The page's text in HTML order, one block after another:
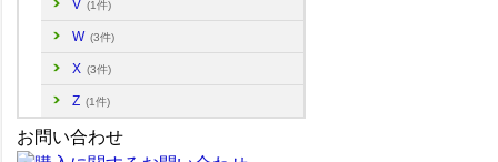
V (1件)
W (3件)
X (3件)
Z (1件)
お問い合わせ